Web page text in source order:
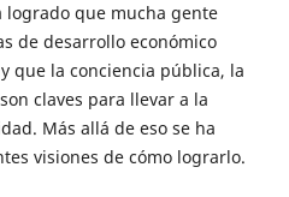
logrado que mucha gente
de desarrollo económico
que la conciencia pública, la
claves para llevar a la
Más allá de eso se ha
visiones de cómo lograrlo.